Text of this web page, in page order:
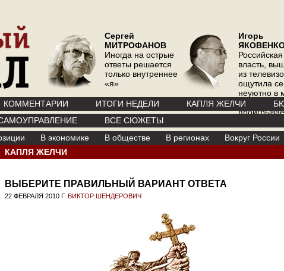
Сергей
МИТРОФАНОВ
Иногда на острые
ответы решается
только внутреннее
«я»
Игорь
Российская
власть,
из
ощутила
неуютно в
где
КОММЕНТАРИИ ИТОГИ НЕДЕЛИ КАПЛЯ ЖЕЛЧИ
ВСЕ СЮЖЕТЫ
В экономике В обществе В регионах Вокруг России
КАПЛЯ ЖЕЛЧИ
ВЫБЕРИТЕ ПРАВИЛЬНЫЙ ВАРИАНТ ОТВЕТА
22 ФЕВРАЛЯ 2010 Г. ВИКТОР ШЕНДЕРОВИЧ